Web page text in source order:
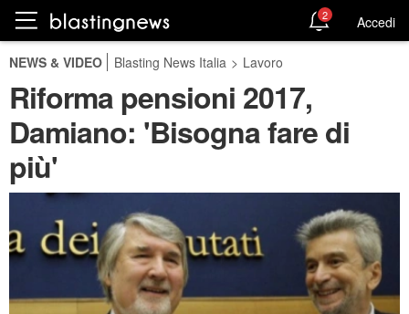
2 Accedi
NEWS & VIDEO Blasting News Italia > Lavoro
Riforma pensioni 2017,
Damiano: 'Bisogna fare di
più'